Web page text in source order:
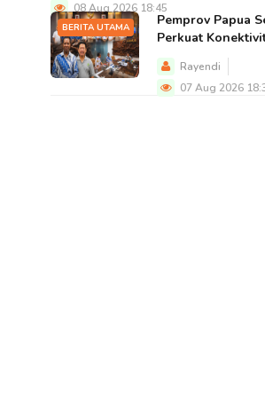
08 Aug 2026 18:45
BERITA UTAMA
Pemprov Papua
Perkuat
Rayendi
07 Aug 2026